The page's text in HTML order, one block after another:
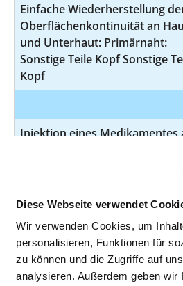
Diese Webseite verwendet
Wir verwenden Cookies, um
personalisieren, Funktionen für
zu können und die Zugriffe auf
analysieren. Außerdem geben wir
Einfache Wiederherstellung
Oberflächenkontinuität an
und Unterhaut: Primärnaht:
Sonstige Teile Kopf Sonstige
Kopf
Injektion eines Medikamentes
bildgebenden Verfahren: An
Lendenwirbelsäule
Biopsie ohne Inzision am
Knochenmark